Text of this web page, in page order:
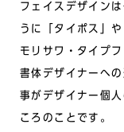
フェイスデザイン
うに「タイポス」
モリサワ・タイプ
書体デザイナーへ
事がデザイナー個
ころのことです。